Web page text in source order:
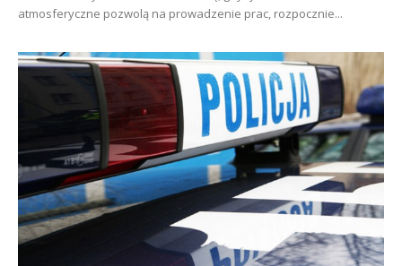
atmosferyczne pozwolą na prowadzenie prac, rozpocznie...